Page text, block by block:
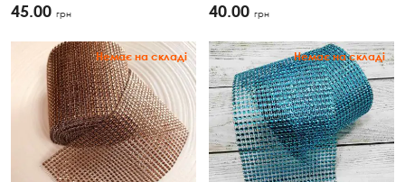
45.00 грн 40.00 грн
Немає на складі Немає на складі